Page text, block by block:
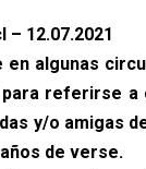
– 12.07.2021
algunas
para referirse
y/o amigas
de verse.